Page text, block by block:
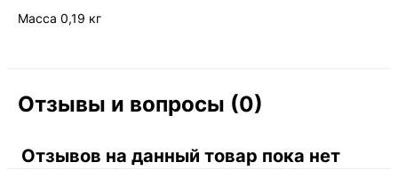
Масса 0,19 кг
Отзывы и вопросы (0)
Отзывов на данный товар пока нет